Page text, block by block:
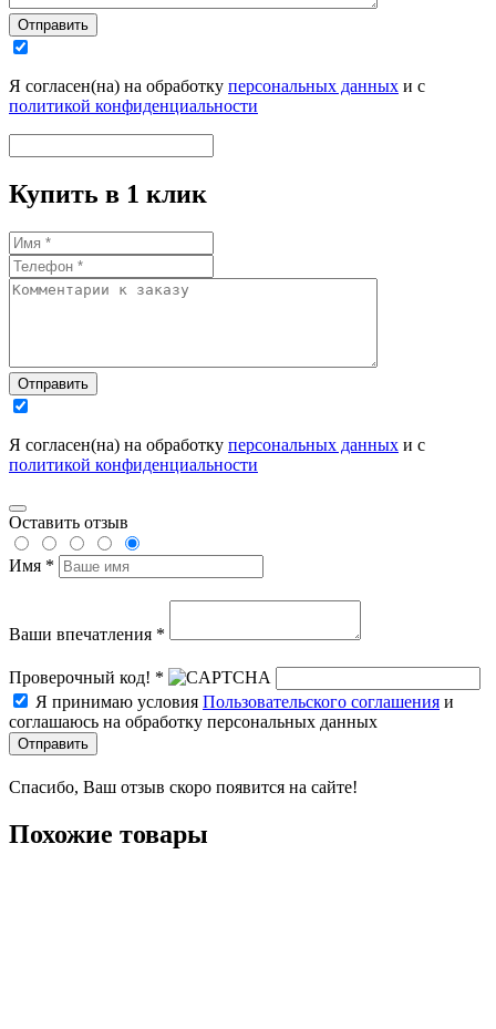
Отправить
Я согласен(на) на обработку персональных данных и с
политикой конфиденциальности
Купить в 1 клик
Отправить
Я согласен(на) на обработку персональных данных и с
политикой конфиденциальности
Оставить отзыв
Имя *
Ваши впечатления *
Проверочный код! *
Я принимаю условия Пользовательского соглашения и
соглашаюсь на обработку персональных данных
Отправить
Спасибо, Ваш отзыв скоро появится на сайте!
Похожие товары